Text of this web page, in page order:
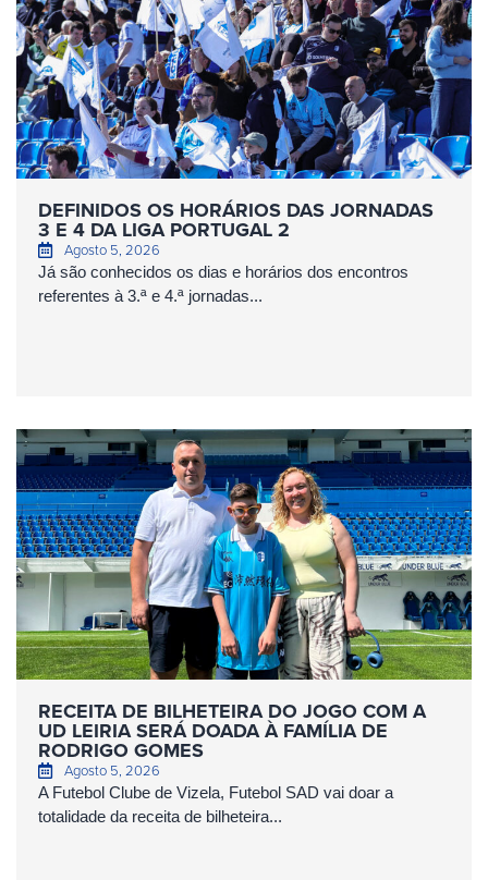
DEFINIDOS OS HORÁRIOS DAS JORNADAS
3 E 4 DA LIGA PORTUGAL 2
Agosto 5, 2026
Já são conhecidos os dias e horários dos encontros
referentes à 3.ª e 4.ª jornadas...
RECEITA DE BILHETEIRA DO JOGO COM A
UD LEIRIA SERÁ DOADA À FAMÍLIA DE
RODRIGO GOMES
Agosto 5, 2026
A Futebol Clube de Vizela, Futebol SAD vai doar a
totalidade da receita de bilheteira...